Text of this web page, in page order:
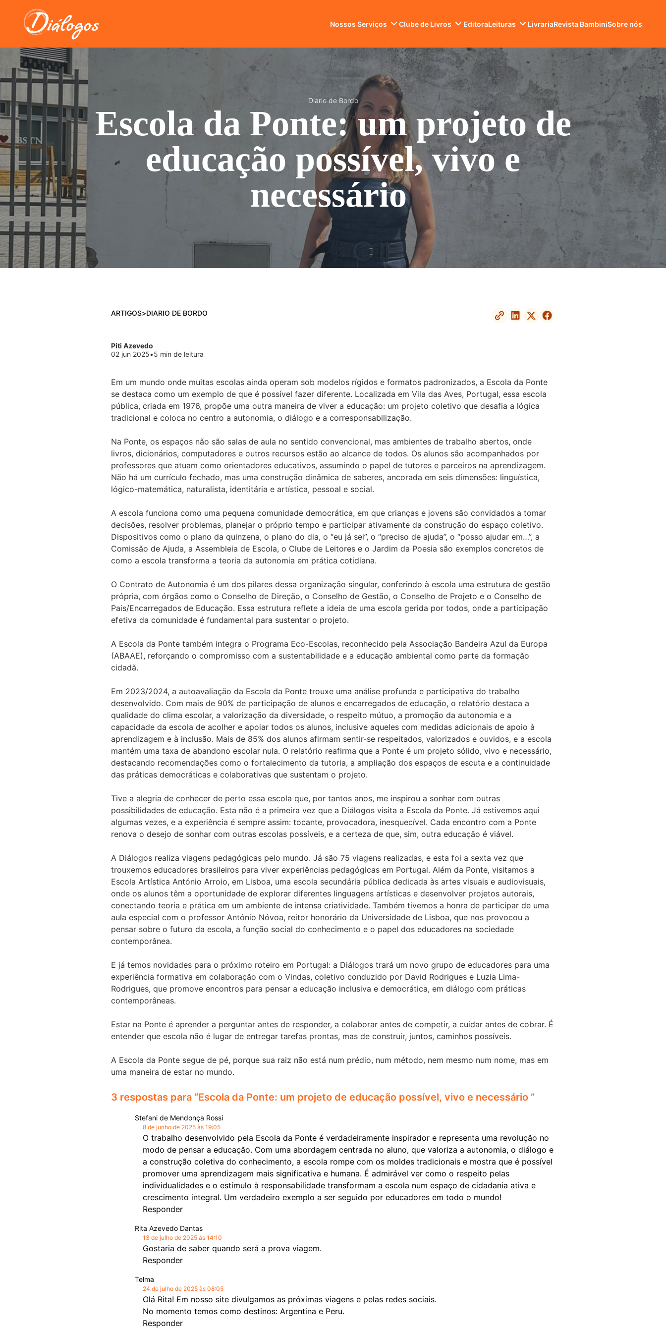
Nossos Serviços Clube de Livros EditoraLeituras LivrariaRevista BambiniSobre nós
Diario de Bordo
Escola da Ponte: um projeto de
educação possível, vivo e
necessário
ARTIGOS>DIARIO DE BORDO
Piti Azevedo
02 jun 2025•5 min de leitura
Em um mundo onde muitas escolas ainda operam sob modelos rígidos e formatos padronizados, a Escola da Ponte
se destaca como um exemplo de que é possível fazer diferente. Localizada em Vila das Aves, Portugal, essa escola
pública, criada em 1976, propõe uma outra maneira de viver a educação: um projeto coletivo que desafia a lógica
tradicional e coloca no centro a autonomia, o diálogo e a corresponsabilização.
Na Ponte, os espaços não são salas de aula no sentido convencional, mas ambientes de trabalho abertos, onde
livros, dicionários, computadores e outros recursos estão ao alcance de todos. Os alunos são acompanhados por
professores que atuam como orientadores educativos, assumindo o papel de tutores e parceiros na aprendizagem.
Não há um currículo fechado, mas uma construção dinâmica de saberes, ancorada em seis dimensões: linguística,
lógico-matemática, naturalista, identitária e artística, pessoal e social.
A escola funciona como uma pequena comunidade democrática, em que crianças e jovens são convidados a tomar
decisões, resolver problemas, planejar o próprio tempo e participar ativamente da construção do espaço coletivo.
Dispositivos como o plano da quinzena, o plano do dia, o “eu já sei”, o “preciso de ajuda”, o “posso ajudar em…”, a
Comissão de Ajuda, a Assembleia de Escola, o Clube de Leitores e o Jardim da Poesia são exemplos concretos de
como a escola transforma a teoria da autonomia em prática cotidiana.
O Contrato de Autonomia é um dos pilares dessa organização singular, conferindo à escola uma estrutura de gestão
própria, com órgãos como o Conselho de Direção, o Conselho de Gestão, o Conselho de Projeto e o Conselho de
Pais/Encarregados de Educação. Essa estrutura reflete a ideia de uma escola gerida por todos, onde a participação
efetiva da comunidade é fundamental para sustentar o projeto.
A Escola da Ponte também integra o Programa Eco-Escolas, reconhecido pela Associação Bandeira Azul da Europa
(ABAAE), reforçando o compromisso com a sustentabilidade e a educação ambiental como parte da formação
cidadã.
Em 2023/2024, a autoavaliação da Escola da Ponte trouxe uma análise profunda e participativa do trabalho
desenvolvido. Com mais de 90% de participação de alunos e encarregados de educação, o relatório destaca a
qualidade do clima escolar, a valorização da diversidade, o respeito mútuo, a promoção da autonomia e a
capacidade da escola de acolher e apoiar todos os alunos, inclusive aqueles com medidas adicionais de apoio à
aprendizagem e à inclusão. Mais de 85% dos alunos afirmam sentir-se respeitados, valorizados e ouvidos, e a escola
mantém uma taxa de abandono escolar nula. O relatório reafirma que a Ponte é um projeto sólido, vivo e necessário,
destacando recomendações como o fortalecimento da tutoria, a ampliação dos espaços de escuta e a continuidade
das práticas democráticas e colaborativas que sustentam o projeto.
Tive a alegria de conhecer de perto essa escola que, por tantos anos, me inspirou a sonhar com outras
possibilidades de educação. Esta não é a primeira vez que a Diálogos visita a Escola da Ponte. Já estivemos aqui
algumas vezes, e a experiência é sempre assim: tocante, provocadora, inesquecível. Cada encontro com a Ponte
renova o desejo de sonhar com outras escolas possíveis, e a certeza de que, sim, outra educação é viável.
A Diálogos realiza viagens pedagógicas pelo mundo. Já são 75 viagens realizadas, e esta foi a sexta vez que
trouxemos educadores brasileiros para viver experiências pedagógicas em Portugal. Além da Ponte, visitamos a
Escola Artística António Arroio, em Lisboa, uma escola secundária pública dedicada às artes visuais e audiovisuais,
onde os alunos têm a oportunidade de explorar diferentes linguagens artísticas e desenvolver projetos autorais,
conectando teoria e prática em um ambiente de intensa criatividade. Também tivemos a honra de participar de uma
aula especial com o professor António Nóvoa, reitor honorário da Universidade de Lisboa, que nos provocou a
pensar sobre o futuro da escola, a função social do conhecimento e o papel dos educadores na sociedade
contemporânea.
E já temos novidades para o próximo roteiro em Portugal: a Diálogos trará um novo grupo de educadores para uma
experiência formativa em colaboração com o Vindas, coletivo conduzido por David Rodrigues e Luzia Lima-
Rodrigues, que promove encontros para pensar a educação inclusiva e democrática, em diálogo com práticas
contemporâneas.
Estar na Ponte é aprender a perguntar antes de responder, a colaborar antes de competir, a cuidar antes de cobrar. É
entender que escola não é lugar de entregar tarefas prontas, mas de construir, juntos, caminhos possíveis.
A Escola da Ponte segue de pé, porque sua raiz não está num prédio, num método, nem mesmo num nome, mas em
uma maneira de estar no mundo.
3 respostas para “Escola da Ponte: um projeto de educação possível, vivo e necessário ”
Stefani de Mendonça Rossi
8 de junho de 2025 às 19:05
O trabalho desenvolvido pela Escola da Ponte é verdadeiramente inspirador e representa uma revolução no
modo de pensar a educação. Com uma abordagem centrada no aluno, que valoriza a autonomia, o diálogo e
a construção coletiva do conhecimento, a escola rompe com os moldes tradicionais e mostra que é possível
promover uma aprendizagem mais significativa e humana. É admirável ver como o respeito pelas
individualidades e o estímulo à responsabilidade transformam a escola num espaço de cidadania ativa e
crescimento integral. Um verdadeiro exemplo a ser seguido por educadores em todo o mundo!
Responder
Rita Azevedo Dantas
13 de julho de 2025 às 14:10
Gostaria de saber quando será a prova viagem.
Responder
Telma
24 de julho de 2025 às 08:05
Olá Rita! Em nosso site divulgamos as próximas viagens e pelas redes sociais.
No momento temos como destinos: Argentina e Peru.
Responder